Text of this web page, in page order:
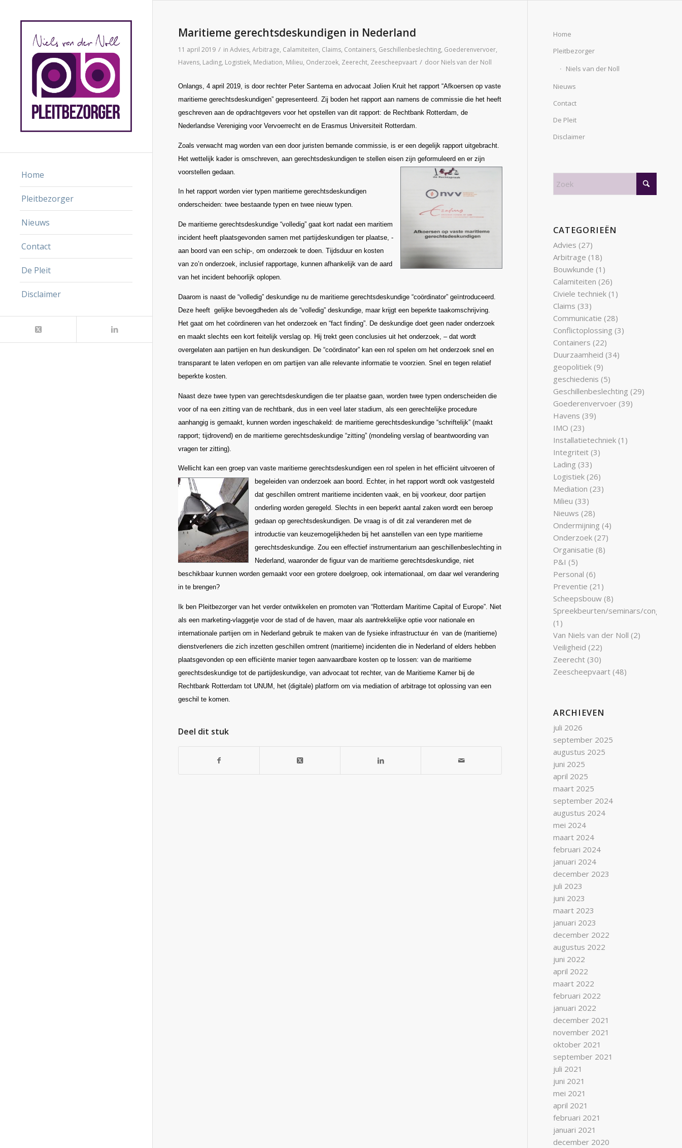
Home
Pleitbezorger
Nieuws
Contact
De Pleit
Disclaimer
Maritieme gerechtsdeskundigen in Nederland
11 april 2019 / in Advies, Arbitrage, Calamiteiten, Claims, Containers, Geschillenbeslechting, Goederenvervoer,
Havens, Lading, Logistiek, Mediation, Milieu, Onderzoek, Zeerecht, Zeescheepvaart / door Niels van der Noll
Onlangs, 4 april 2019, is door rechter Peter Santema en advocaat Jolien Kruit het rapport “Afkoersen op vaste
maritieme gerechtsdeskundigen” gepresenteerd. Zij boden het rapport aan namens de commissie die het heeft
geschreven aan de opdrachtgevers voor het opstellen van dit rapport: de Rechtbank Rotterdam, de
Nederlandse Vereniging voor Vervoerrecht en de Erasmus Universiteit Rotterdam.
Zoals verwacht mag worden van een door juristen bemande commissie, is er een degelijk rapport uitgebracht.
Het wettelijk kader is omschreven, aan gerechtsdeskundigen te stellen eisen zijn geformuleerd en er zijn
voorstellen gedaan.
In het rapport worden vier typen maritieme gerechtsdeskundigen
onderscheiden: twee bestaande typen en twee nieuw typen.
De maritieme gerechtsdeskundige “volledig” gaat kort nadat een maritiem
incident heeft plaatsgevonden samen met partijdeskundigen ter plaatse, -
aan boord van een schip-, om onderzoek te doen. Tijdsduur en kosten
van zo’n onderzoek, inclusief rapportage, kunnen afhankelijk van de aard
van het incident behoorlijk oplopen.
Daarom is naast de “volledig” deskundige nu de maritieme gerechtsdeskundige “coördinator” geïntroduceerd.
Deze heeft gelijke bevoegdheden als de “volledig” deskundige, maar krijgt een beperkte taakomschrijving.
Het gaat om het coördineren van het onderzoek en “fact finding”. De deskundige doet geen nader onderzoek
en maakt slechts een kort feitelijk verslag op. Hij trekt geen conclusies uit het onderzoek, – dat wordt
overgelaten aan partijen en hun deskundigen. De “coördinator” kan een rol spelen om het onderzoek snel en
transparant te laten verlopen en om partijen van alle relevante informatie te voorzien. Snel en tegen relatief
beperkte kosten.
Naast deze twee typen van gerechtsdeskundigen die ter plaatse gaan, worden twee typen onderscheiden die
voor of na een zitting van de rechtbank, dus in een veel later stadium, als een gerechtelijke procedure
aanhangig is gemaakt, kunnen worden ingeschakeld: de maritieme gerechtsdeskundige “schriftelijk” (maakt
rapport; tijdrovend) en de maritieme gerechtsdeskundige “zitting” (mondeling verslag of beantwoording van
vragen ter zitting).
Wellicht kan een groep van vaste maritieme gerechtsdeskundigen een rol spelen in het efficiënt uitvoeren of
begeleiden van onderzoek aan boord. Echter, in het rapport wordt ook vastgesteld
dat geschillen omtrent maritieme incidenten vaak, en bij voorkeur, door partijen
onderling worden geregeld. Slechts in een beperkt aantal zaken wordt een beroep
gedaan op gerechtsdeskundigen. De vraag is of dit zal veranderen met de
introductie van keuzemogelijkheden bij het aanstellen van een type maritieme
gerechtsdeskundige. Zou een effectief instrumentarium aan geschillenbeslechting in
Nederland, waaronder de figuur van de maritieme gerechtsdeskundige, niet
beschikbaar kunnen worden gemaakt voor een grotere doelgroep, ook internationaal, om daar wel verandering
in te brengen?
Ik ben Pleitbezorger van het verder ontwikkelen en promoten van “Rotterdam Maritime Capital of Europe”. Niet
als een marketing-vlaggetje voor de stad of de haven, maar als aantrekkelijke optie voor nationale en
internationale partijen om in Nederland gebruik te maken van de fysieke infrastructuur én van de (maritieme)
dienstverleners die zich inzetten geschillen omtrent (maritieme) incidenten die in Nederland of elders hebben
plaatsgevonden op een efficiënte manier tegen aanvaardbare kosten op te lossen: van de maritieme
gerechtsdeskundige tot de partijdeskundige, van advocaat tot rechter, van de Maritieme Kamer bij de
Rechtbank Rotterdam tot UNUM, het (digitale) platform om via mediation of arbitrage tot oplossing van een
geschil te komen.
Deel dit stuk
Home
Pleitbezorger
Niels van der Noll
Nieuws
Contact
De Pleit
Disclaimer
CATEGORIEËN
Advies (27)
Arbitrage (18)
Bouwkunde (1)
Calamiteiten (26)
Civiele techniek (1)
Claims (33)
Communicatie (28)
Conflictoplossing (3)
Containers (22)
Duurzaamheid (34)
geopolitiek (9)
geschiedenis (5)
Geschillenbeslechting (29)
Goederenvervoer (39)
Havens (39)
IMO (23)
Installatietechniek (1)
Integriteit (3)
Lading (33)
Logistiek (26)
Mediation (23)
Milieu (33)
Nieuws (28)
Ondermijning (4)
Onderzoek (27)
Organisatie (8)
P&I (5)
Personal (6)
Preventie (21)
Scheepsbouw (8)
Spreekbeurten/seminars/
(1)
Van Niels van der Noll (2)
Veiligheid (22)
Zeerecht (30)
Zeescheepvaart (48)
ARCHIEVEN
juli 2026
september 2025
augustus 2025
juni 2025
april 2025
maart 2025
september 2024
augustus 2024
mei 2024
maart 2024
februari 2024
januari 2024
december 2023
juli 2023
juni 2023
maart 2023
januari 2023
december 2022
augustus 2022
juni 2022
april 2022
maart 2022
februari 2022
januari 2022
december 2021
november 2021
oktober 2021
september 2021
juli 2021
juni 2021
mei 2021
april 2021
februari 2021
januari 2021
december 2020